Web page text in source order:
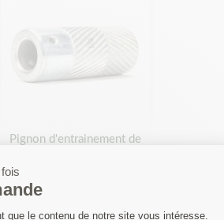
à votre machine, vous pouvez nous
la pièce que vous cherchez ? Nous
panier
Pignon d'entrainement de
607657. Côté gauche. Ø